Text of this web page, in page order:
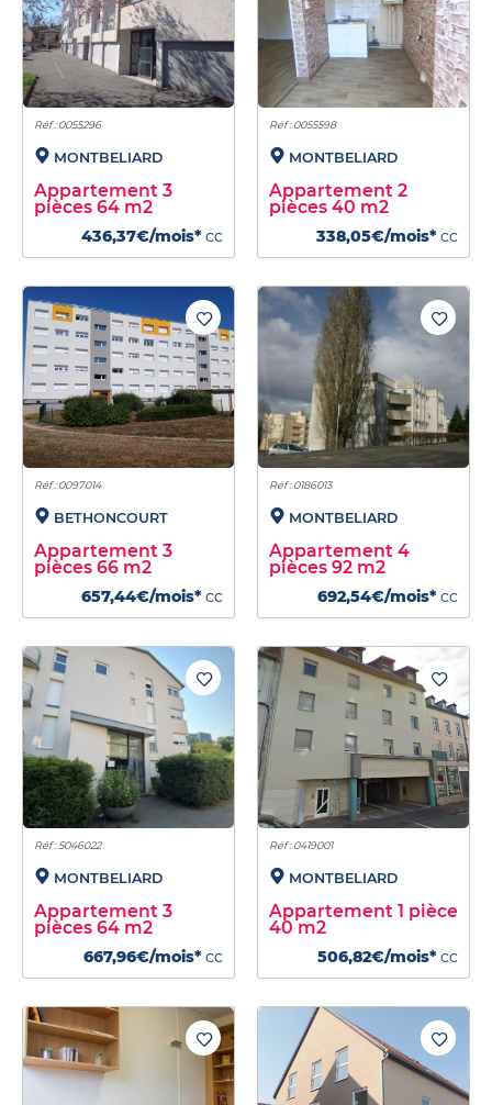
Réf : 0055296
MONTBELIARD
Appartement 3
pièces 64 m2
436,37€/mois* cc
Réf : 0055598
MONTBELIARD
Appartement 2
pièces 40 m2
338,05€/mois* cc
Réf : 0097014
BETHONCOURT
Appartement 3
pièces 66 m2
657,44€/mois* cc
Réf : 0186013
MONTBELIARD
Appartement 4
pièces 92 m2
692,54€/mois* cc
Réf : 5046022
MONTBELIARD
Appartement 3
pièces 64 m2
667,96€/mois* cc
Réf : 0419001
MONTBELIARD
Appartement 1 pièce
40 m2
506,82€/mois* cc